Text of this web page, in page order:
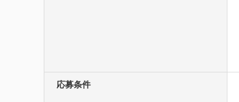
応募条件